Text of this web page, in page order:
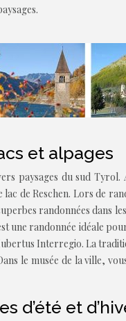
et alpages
paysages du sud
de Reschen. Lors de
randonnées dans
randonnée idéale
Interregio. La
le musée de la ville,
d’été et